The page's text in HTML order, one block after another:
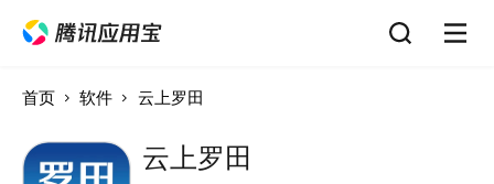
首页 软件 云上罗田
云上罗田